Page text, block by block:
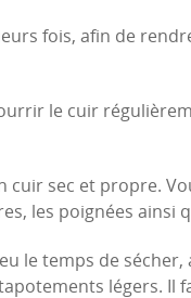
fois, afin de
le cuir
cuir sec et propre.
les poignées ainsi
le temps de
légers.